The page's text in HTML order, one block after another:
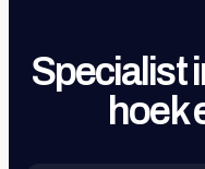
Specialist
hoek